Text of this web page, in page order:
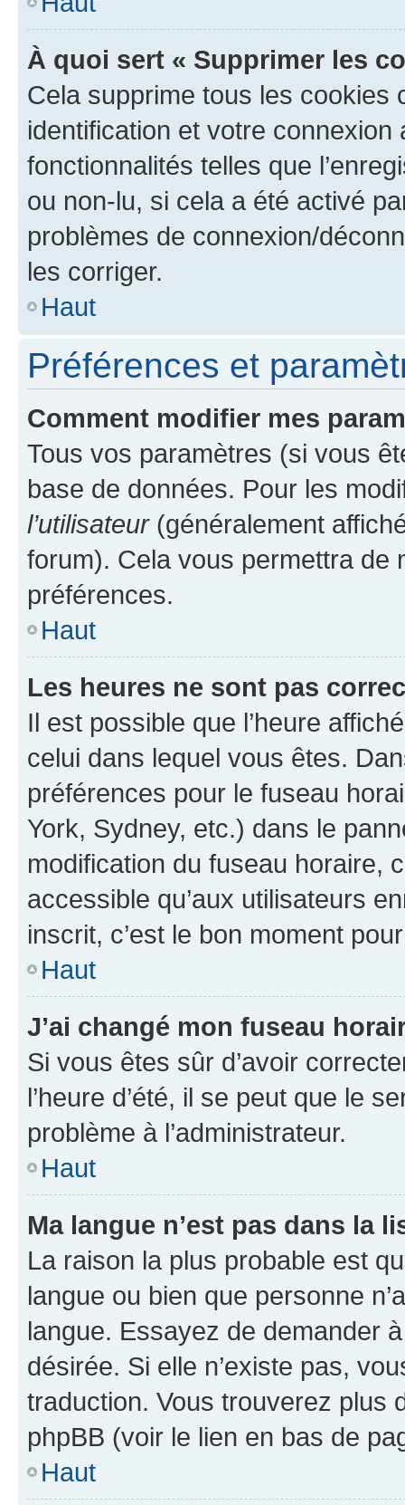
À quoi sert « Supprimer les
Cela supprime tous les cookies
identification et votre
fonctionnalités telles que
ou non-lu, si cela a été activé
problèmes de connexion/
les corriger.
Haut
Préférences et
Comment modifier mes
Tous vos paramètres (si vous
base de données. Pour les
l’utilisateur(généralement
forum). Cela vous permettra de
préférences.
Haut
Les heures ne sont pas
Il est possible que l’heure
celui dans lequel vous êtes.
préférences pour le fuseau
York, Sydney, etc.) dans le
modification du fuseau horaire,
accessible qu’aux utilisateurs
inscrit, c’est le bon moment
Haut
J’ai changé mon fuseau
Si vous êtes sûr d’avoir
l’heure d’été, il se peut que le
problème à l’administrateur.
Haut
Ma langue n’est pas dans la
La raison la plus probable est
langue ou bien que personne
langue. Essayez de demander
désirée. Si elle n’existe pas,
traduction. Vous trouverez plus
phpBB (voir le lien en bas de
Haut